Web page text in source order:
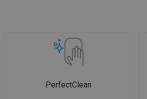
PerfectClean